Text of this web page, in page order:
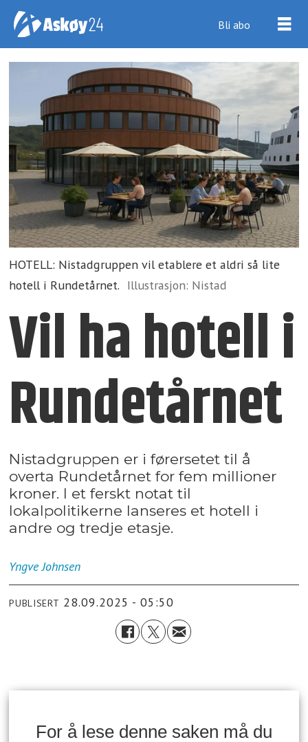
Bli abo
HOTELL: Nistadgruppen vil etablere et aldri så lite
hotell i Rundetårnet. Illustrasjon: Nistad
Vil ha hotell i
Rundetårnet
Nistadgruppen er i førersetet til å
overta Rundetårnet for fem millioner
kroner. I et ferskt notat til
lokalpolitikerne lanseres et hotell i
andre og tredje etasje.
Yngve Johnsen
PUBLISERT 28.09.2025 - 05:50
For å lese denne saken må du